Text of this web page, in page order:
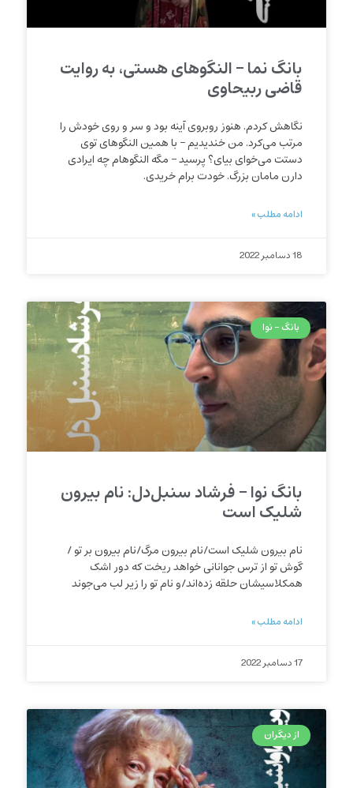
بانگ نما – النگوهای هستی، به روایت
قاضی ربیحاوی
نگاهش کردم. هنوز روبروی آینه بود و سر و روی خودش را
مرتب می‌کرد. من خندیدیم – با همین النگوهای توی
دستت می‌خوای بیای؟ پرسید – مگه النگوهام چه ایرادی
دارن مامان بزرگ. خودت برام خریدی.
ادامه مطلب »
18 دسامبر 2022
بانگ - نوا
بانگ نوا – فرشاد سنبل‌دل: نام بیرون
شلیک است
نام بیرون شلیک است/نام بیرون مرگ/نام بیرون بر تو /
گوش تو از ترس جوانانی خواهد ریخت که دور اشک
همکلاسیشان حلقه زده‌اند/و نام تو را زیر لب می‌جوند
ادامه مطلب »
17 دسامبر 2022
از دیگران